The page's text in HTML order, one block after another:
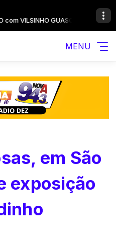
GUASCA
MENU
em São
exposição